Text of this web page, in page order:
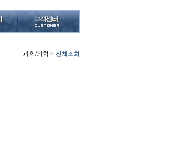
과학/의학 > 전체조회